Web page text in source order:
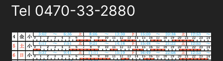
Tel 0470-33-2880